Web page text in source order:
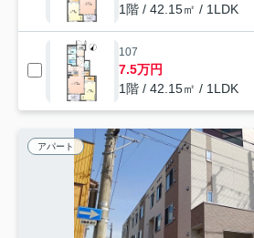
1階 / 42.15㎡ / 1LDK
107
7.5万円
1階 / 42.15㎡ / 1LDK
アパート